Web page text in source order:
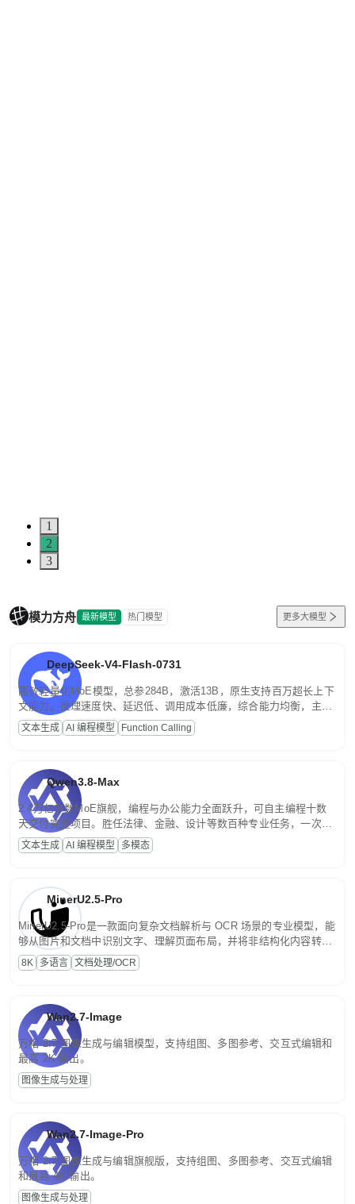
1
2
3
模力方舟 最新模型 热门模型 更多大模型
DeepSeek-V4-Flash-0731
高效轻量化MoE模型，总参284B，激活13B，原生支持百万超长上下
文能力。推理速度快、延迟低、调用成本低廉，综合能力均衡，主打
高并发、轻量化任务，适合日常对话、内容创作、基础 RAG、批量
文案处理等普惠刚需场景。
文本生成 AI 编程模型 Function Calling
Qwen3.8-Max
2.4万亿参数MoE旗舰，编程与办公能力全面跃升，可自主编程十数
天交付完整项目。胜任法律、金融、设计等数百种专业任务，一次对
话端到端交付生产级成果。原生视觉理解贯穿规划、执行与验证全流
程，支持超长文档与长视频的深度语义解析。长程任务中自主规划与
文本生成 AI 编程模型 多模态
MinerU2.5-Pro
MinerU2.5-Pro是一款面向复杂文档解析与 OCR 场景的专业模型，能
够从图片和文档中识别文字、理解页面布局，并将非结构化内容转换
为便于存储、检索和二次处理的结构化结果。
8K 多语言 文档处理/OCR
Wan2.7-Image
万相 2.7 图像生成与编辑模型，支持组图、多图参考、交互式编辑和
最高 2K 输出。
图像生成与处理
Wan2.7-Image-Pro
万相 2.7 图像生成与编辑旗舰版，支持组图、多图参考、交互式编辑
和最高 4K 输出。
图像生成与处理